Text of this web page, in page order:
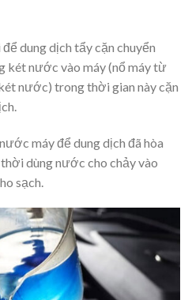
dung dịch tẩy cặn chuyển
két nước vào máy (nổ máy từ
nước) trong thời gian này cặn
máy để dung dịch đã hòa
dùng nước cho chảy vào
sạch.